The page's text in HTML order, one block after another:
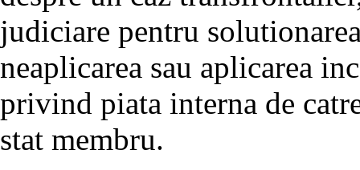
judiciare pentru
neaplicarea sau aplicarea
privind piata interna de
stat membru.